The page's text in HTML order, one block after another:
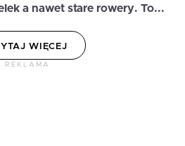
a nawet stare rowery. To...
WIĘCEJ
REKLAMA